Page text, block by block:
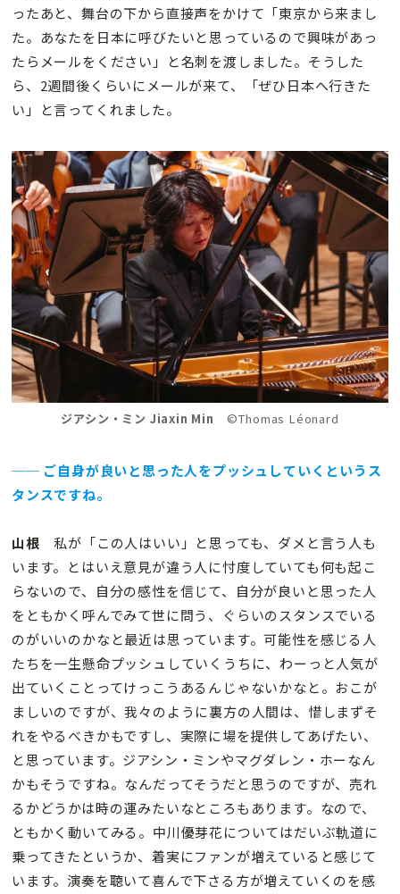
ったあと、舞台の下から直接声をかけて「東京から来まし
た。あなたを日本に呼びたいと思っているので興味があっ
たらメールをください」と名刺を渡しました。そうした
ら、2週間後くらいにメールが来て、「ぜひ日本へ行きた
い」と言ってくれました。
ジアシン・ミン Jiaxin Min ©Thomas Léonard
── ご自身が良いと思った人をプッシュしていくというス
タンスですね。
山根 私が「この人はいい」と思っても、ダメと言う人も
います。とはいえ意見が違う人に忖度していても何も起こ
らないので、自分の感性を信じて、自分が良いと思った人
をともかく呼んでみて世に問う、ぐらいのスタンスでいる
のがいいのかなと最近は思っています。可能性を感じる人
たちを一生懸命プッシュしていくうちに、わーっと人気が
出ていくことってけっこうあるんじゃないかなと。おこが
ましいのですが、我々のように裏方の人間は、惜しまずそ
れをやるべきかもですし、実際に場を提供してあげたい、
と思っています。ジアシン・ミンやマグダレン・ホーなん
かもそうですね。なんだってそうだと思うのですが、売れ
るかどうかは時の運みたいなところもあります。なので、
ともかく動いてみる。中川優芽花についてはだいぶ軌道に
乗ってきたというか、着実にファンが増えていると感じて
います。演奏を聴いて喜んで下さる方が増えていくのを感